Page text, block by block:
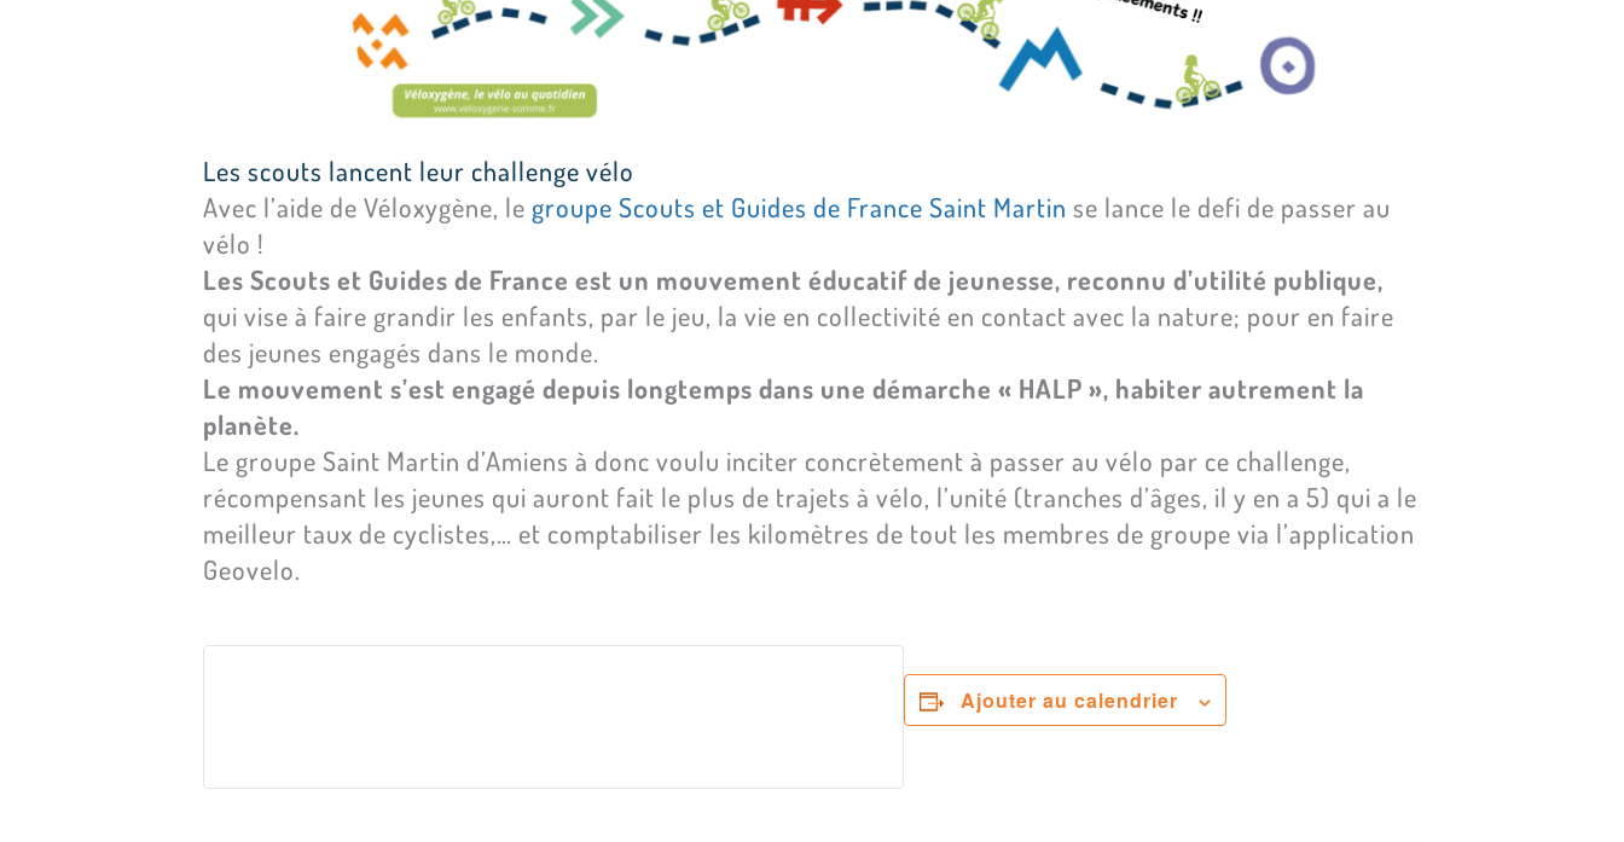
Les scouts lancent leur challenge vélo
Avec l’aide de Véloxygène, le groupe Scouts et Guides de France Saint Martin se lance le defi de passer au
vélo !
Les Scouts et Guides de France est un mouvement éducatif de jeunesse, reconnu d’utilité publique,
qui vise à faire grandir les enfants, par le jeu, la vie en collectivité en contact avec la nature; pour en faire
des jeunes engagés dans le monde.
Le mouvement s’est engagé depuis longtemps dans une démarche « HALP », habiter autrement la
planète.
Le groupe Saint Martin d’Amiens à donc voulu inciter concrètement à passer au vélo par ce challenge,
récompensant les jeunes qui auront fait le plus de trajets à vélo, l’unité (tranches d’âges, il y en a 5) qui a le
meilleur taux de cyclistes,… et comptabiliser les kilomètres de tout les membres de groupe via l’application
Geovelo.
Ajouter au calendrier